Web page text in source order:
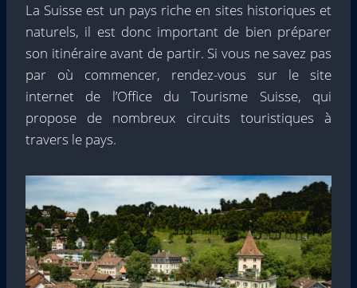
La Suisse est un pays riche en sites historiques et
naturels, il est donc important de bien préparer
son itinéraire avant de partir. Si vous ne savez pas
par où commencer, rendez-vous sur le site
internet de l’Office du Tourisme Suisse, qui
propose de nombreux circuits touristiques à
travers le pays.